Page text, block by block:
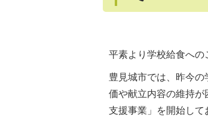
平素より学校給食への
豊見城市では、昨今
価や献立内容の維持
支援事業」を開始して